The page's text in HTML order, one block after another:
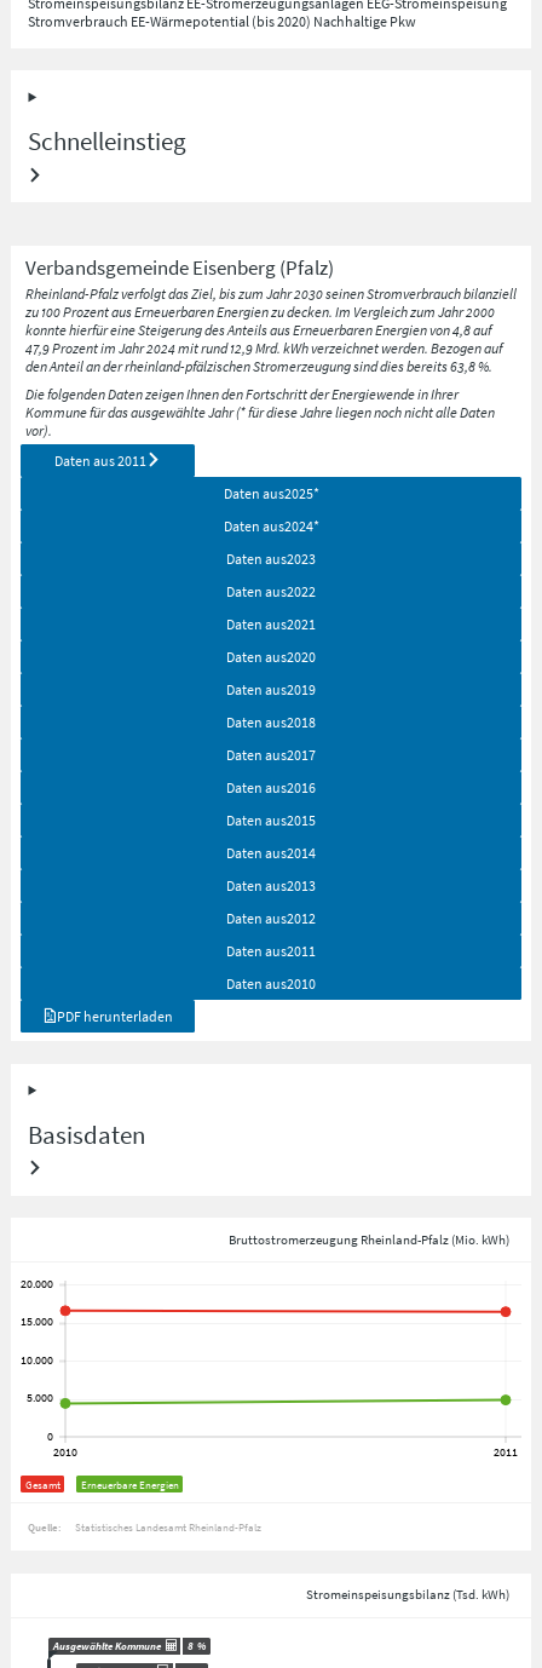
Stromverbrauch EE-Wärmepotential (bis 2020) Nachhaltige Pkw
Schnelleinstieg
Verbandsgemeinde Eisenberg (Pfalz)
Rheinland-Pfalz verfolgt das Ziel, bis zum Jahr 2030 seinen Stromverbrauch bilanziell
zu 100 Prozent aus Erneuerbaren Energien zu decken. Im Vergleich zum Jahr 2000
konnte hierfür eine Steigerung des Anteils aus Erneuerbaren Energien von 4,8 auf
47,9 Prozent im Jahr 2024 mit rund 12,9 Mrd. kWh verzeichnet werden. Bezogen auf
den Anteil an der rheinland-pfälzischen Stromerzeugung sind dies bereits 63,8 %.
Die folgenden Daten zeigen Ihnen den Fortschritt der Energiewende in Ihrer
Kommune für das ausgewählte Jahr (* für diese Jahre liegen noch nicht alle Daten
vor).
Daten aus2011
Daten aus2025*
Daten aus2024*
Daten aus2023
Daten aus2022
Daten aus2021
Daten aus2020
Daten aus2019
Daten aus2018
Daten aus2017
Daten aus2016
Daten aus2015
Daten aus2014
Daten aus2013
Daten aus2012
Daten aus2011
Daten aus2010
PDF herunterladen
Basisdaten
Bruttostromerzeugung Rheinland-Pfalz (Mio. kWh)
Gesamt Erneuerbare Energien
Quelle: Statistisches Landesamt Rheinland-Pfalz
Stromeinspeisungsbilanz (Tsd. kWh)
Ausgewählte Kommune 8 %